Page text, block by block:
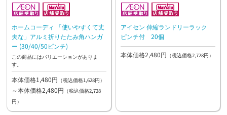
ホームコーディ 「使いやすくて丈
夫な」アルミ折りたたみ角ハンガ
ー (30/40/50ピンチ)
この商品にはバリエーションがありま
す。
本体価格1,480円 （税込価格1,628円）
～本体価格2,480円 （税込価格2,728
円）
アイセン 伸縮ランドリーラック
ピンチ付 20個
本体価格2,480円 （税込価格2,728円）